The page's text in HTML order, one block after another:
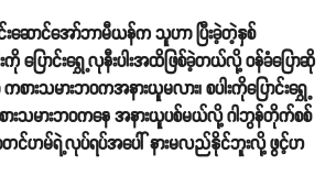
ဆောင်အော်ဘာမီယန်က သူဟာ ပြီးခဲ့တဲ့နှစ်
ပြောင်းရွှေ့လုနီးပါးအထိဖြစ်ခဲ့တယ်လို့ ဝန်ခံပြောဆို
းသမားဘ၀ကအနားယူမလား၊ စပါးကိုပြောင်းရွှေ့
းသမားဘ၀ကနေ အနားယူပစ်မယ်လို့ ဂါဘွန်တိုက်စစ်
ာ့တင်ဟမ်ရဲ့လုပ်ရပ်အပေါ် နားမလည်နိုင်ဘူးလို့ ဖွင့်ဟ